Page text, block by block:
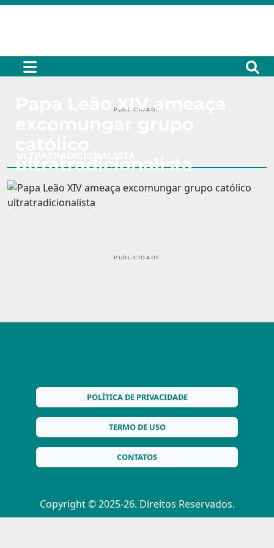
PUBLICIDADE
Papa Leão XIV ameaça
ultratradicionalista
PUBLICIDADE
POLÍTICA DE PRIVACIDADE
TERMO DE USO
CONTATOS
Copyright © 2025-26. Direitos Reservados.